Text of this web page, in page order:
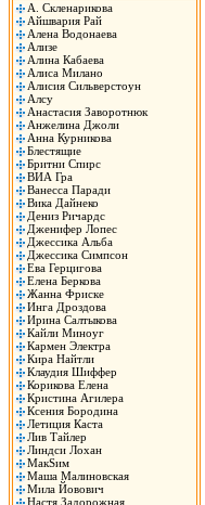
А. Скленарикова
Айшвария Рай
Алена Водонаева
Ализе
Алина Кабаева
Алиса Милано
Алисия Сильверстоун
Алсу
Анастасия Заворотнюк
Анжелина Джоли
Анна Курникова
Блестящие
Бритни Спирс
ВИА Гра
Ванесса Паради
Вика Дайнеко
Дениз Ричардс
Дженифер Лопес
Джессика Альба
Джессика Симпсон
Ева Герцигова
Елена Беркова
Жанна Фриске
Инга Дроздова
Ирина Салтыкова
Кайли Миноуг
Кармен Электра
Кира Найтли
Клаудия Шиффер
Корикова Елена
Кристина Агилера
Ксения Бородина
Летиция Каста
Лив Тайлер
Линдси Лохан
МакSим
Маша Малиновская
Мила Йовович
Настя Задорожная